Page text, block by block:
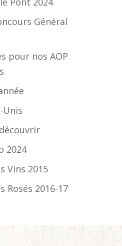
Général
pour nos AOP
Unis
2024
Vins 2015
Rosés 2016-17